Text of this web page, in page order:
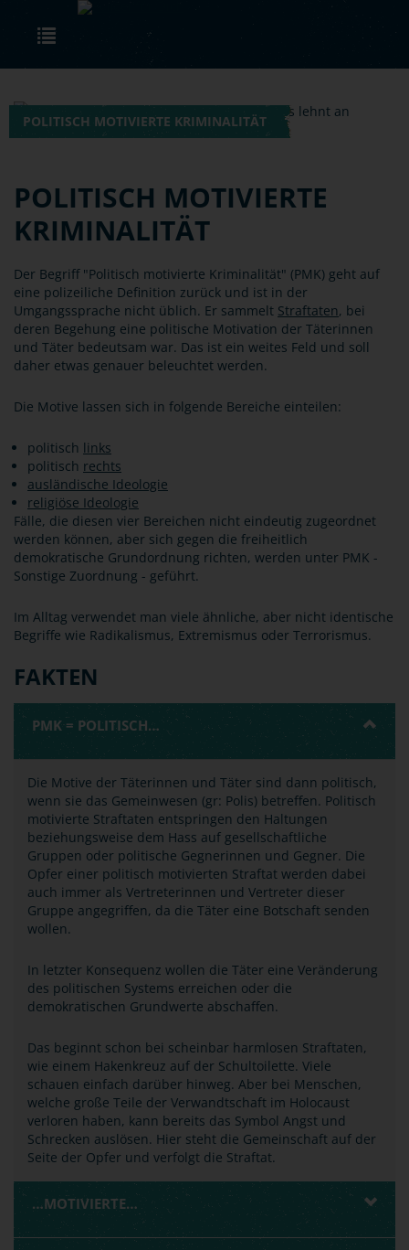
Skip to main content
POLITISCH MOTIVIERTE KRIMINALITÄT
POLITISCH MOTIVIERTE
KRIMINALITÄT
Der Begriff "Politisch motivierte Kriminalität" (PMK) geht auf
eine polizeiliche Definition zurück und ist in der
Umgangssprache nicht üblich. Er sammelt Straftaten, bei
deren Begehung eine politische Motivation der Täterinnen
und Täter bedeutsam war. Das ist ein weites Feld und soll
daher etwas genauer beleuchtet werden.
Die Motive lassen sich in folgende Bereiche einteilen:
politisch links
politisch rechts
ausländische Ideologie
religiöse Ideologie
Fälle, die diesen vier Bereichen nicht eindeutig zugeordnet
werden können, aber sich gegen die freiheitlich
demokratische Grundordnung richten, werden unter PMK -
Sonstige Zuordnung - geführt.
Im Alltag verwendet man viele ähnliche, aber nicht identische
Begriffe wie Radikalismus, Extremismus oder Terrorismus.
FAKTEN
PMK = POLITISCH…
Die Motive der Täterinnen und Täter sind dann politisch,
wenn sie das Gemeinwesen (gr: Polis) betreffen. Politisch
motivierte Straftaten entspringen den Haltungen
beziehungsweise dem Hass auf gesellschaftliche
Gruppen oder politische Gegnerinnen und Gegner. Die
Opfer einer politisch motivierten Straftat werden dabei
auch immer als Vertreterinnen und Vertreter dieser
Gruppe angegriffen, da die Täter eine Botschaft senden
wollen.
In letzter Konsequenz wollen die Täter eine Veränderung
des politischen Systems erreichen oder die
demokratischen Grundwerte abschaffen.
Das beginnt schon bei scheinbar harmlosen Straftaten,
wie einem Hakenkreuz auf der Schultoilette. Viele
schauen einfach darüber hinweg. Aber bei Menschen,
welche große Teile der Verwandtschaft im Holocaust
verloren haben, kann bereits das Symbol Angst und
Schrecken auslösen. Hier steht die Gemeinschaft auf der
Seite der Opfer und verfolgt die Straftat.
…MOTIVIERTE…